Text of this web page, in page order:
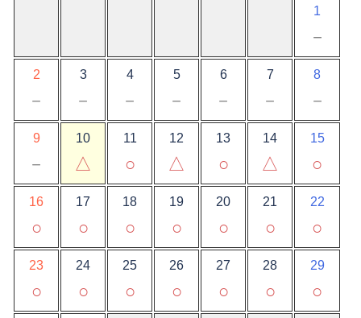
1
－
2
－
3
－
4
－
5
－
6
－
7
－
8
－
9
－
10
△
11
○
12
△
13
○
14
△
15
○
16
○
17
○
18
○
19
○
20
○
21
○
22
○
23
○
24
○
25
○
26
○
27
○
28
○
29
○